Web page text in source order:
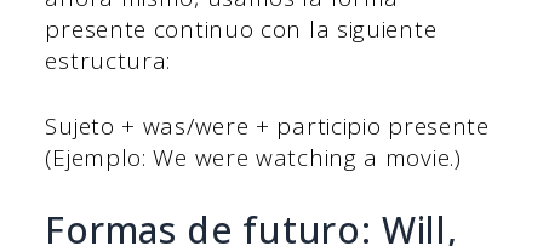
presente continuo con la siguiente
estructura:
Sujeto + was/were + participio presente
(Ejemplo: We were watching a movie.)
Formas de futuro: Will,